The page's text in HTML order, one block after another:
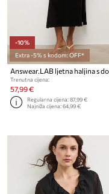
-10%
Extra -5% s kodom: OFF*
Trenutna cijena:
57,99 €
Regularna cijena:87,99 €
Najniža cijena:64,99 €